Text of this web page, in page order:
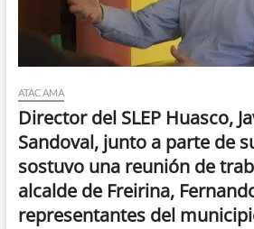
ATACAMA
Director del SLEP Huasco,
Sandoval, junto a parte de
sostuvo una reunión de
alcalde de Freirina,
representantes del